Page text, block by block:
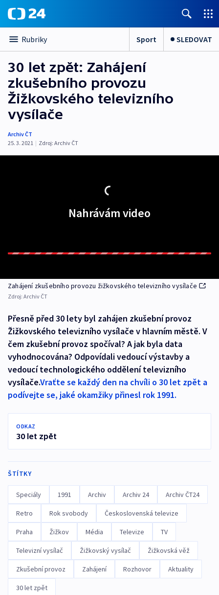
Rubriky Sport SLEDOVAT
30 let zpět: Zahájení
zkušebního provozu
Žižkovského televizního
vysílače
Archiv ČT
25. 3. 2021 | Zdroj: Archiv ČT
Nahrávám video
Zahájení zkušebního provozu žižkovského televizního vysílače
Zdroj: Archiv ČT
Přesně před 30 lety byl zahájen zkušební provoz
Žižkovského televizního vysílače v hlavním městě. V
čem zkušební provoz spočíval? A jak byla data
vyhodnocována? Odpovídali vedoucí výstavby a
vedoucí technologického oddělení televizního
vysílače.Vraťte se každý den na chvíli o 30 let zpět a
podívejte se, jaké okamžiky přinesl rok 1991.
ODKAZ
30 let zpět
ŠTÍTKY
Speciály 1991 Archiv Archiv 24 Archiv ČT24
Retro Rok svobody Československá televize
Praha Žižkov Média Televize TV
Televizní vysílač Žižkovský vysílač Žižkovská věž
Zkušební provoz Zahájení Rozhovor Aktuality
30 let zpět